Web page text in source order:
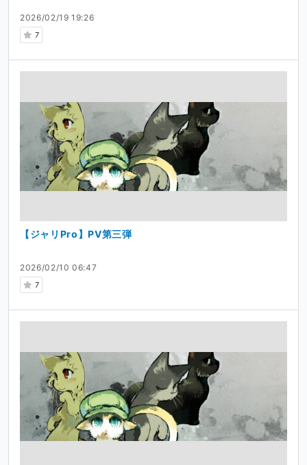
2026/02/19 19:26
7
2026/02/10 06:47
7
【ジャリPro】PV第三弾